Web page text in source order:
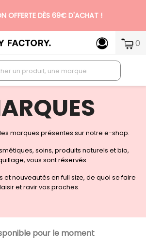
OFFERTE DÈS 69€ D'ACHAT !
PREMIUM SANS ENGAGEMENT 0
marques présentes sur notre e-shop.
soins, produits naturels et bio,
vous sont réservés.
et nouveautés en full size, de quoi se faire
et ravir vos proches.
pour le moment